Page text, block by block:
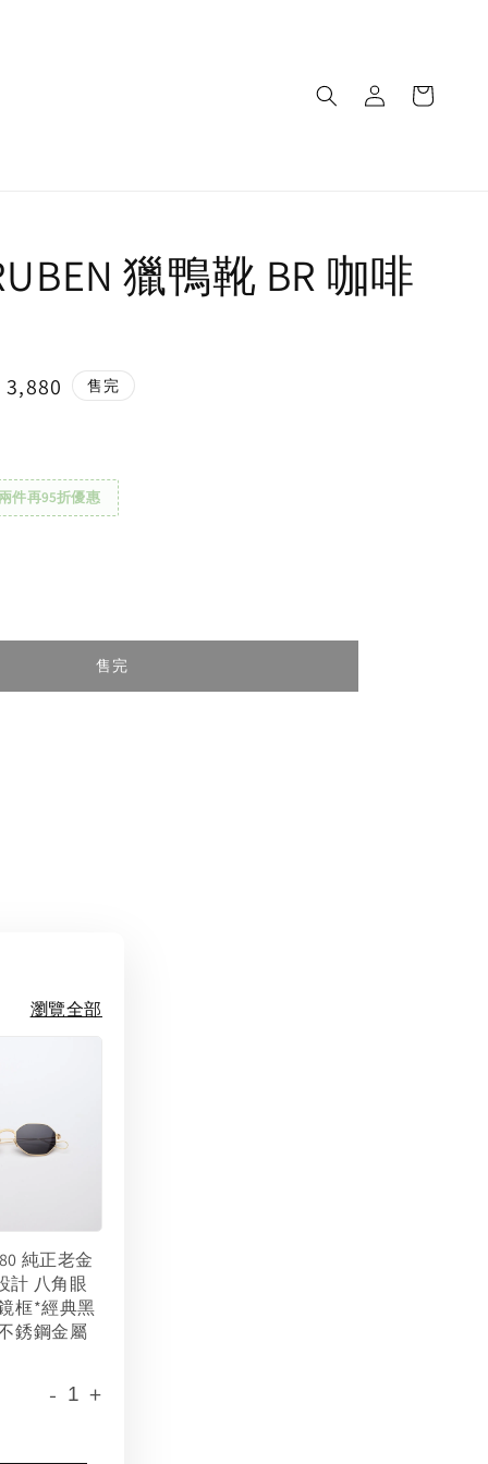
獵鴨靴 BR 咖啡
3,880 售完
件再95折優惠
售完
瀏覽全部
純正老金
計 八角眼
框*經典黑
銹鋼金屬
- +